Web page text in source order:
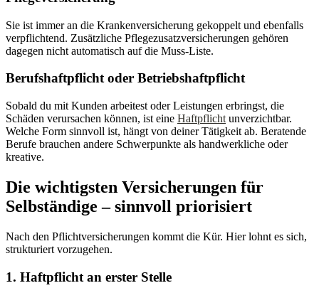
Sie ist immer an die Krankenversicherung gekoppelt und ebenfalls
verpflichtend. Zusätzliche Pflegezusatzversicherungen gehören
dagegen nicht automatisch auf die Muss-Liste.
Berufshaftpflicht oder Betriebshaftpflicht
Sobald du mit Kunden arbeitest oder Leistungen erbringst, die
Schäden verursachen können, ist eine Haftpflicht unverzichtbar.
Welche Form sinnvoll ist, hängt von deiner Tätigkeit ab. Beratende
Berufe brauchen andere Schwerpunkte als handwerkliche oder
kreative.
Die wichtigsten Versicherungen für
Selbständige – sinnvoll priorisiert
Nach den Pflichtversicherungen kommt die Kür. Hier lohnt es sich,
strukturiert vorzugehen.
1. Haftpflicht an erster Stelle